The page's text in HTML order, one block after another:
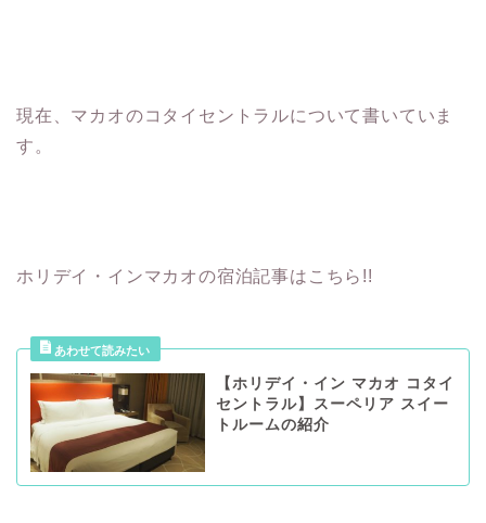
現在、マカオのコタイセントラルについて書いていま
す。
ホリデイ・インマカオの宿泊記事はこちら!!
【ホリデイ・イン マカオ コタイ
セントラル】スーペリア スイー
トルームの紹介